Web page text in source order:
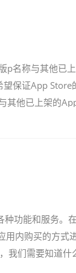
p名称与其他已
保证App Store
其他已上架的
种功能和服务。
用内购买的方式
我们需要知道什